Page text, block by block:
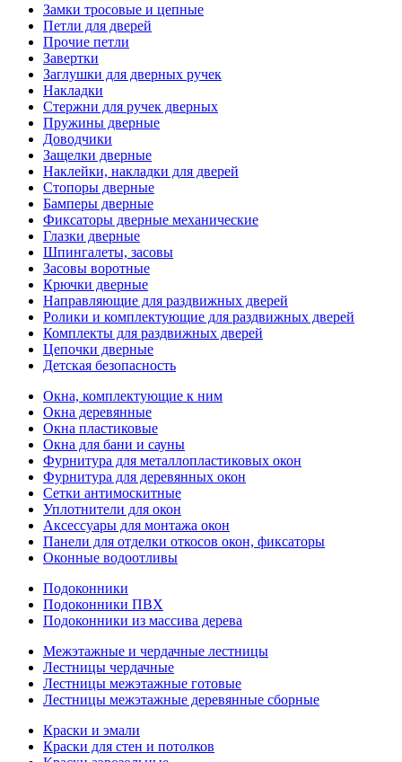
Замки тросовые и цепные
Петли для дверей
Прочие петли
Завертки
Заглушки для дверных ручек
Накладки
Стержни для ручек дверных
Пружины дверные
Доводчики
Защелки дверные
Наклейки, накладки для дверей
Стопоры дверные
Бамперы дверные
Фиксаторы дверные механические
Глазки дверные
Шпингалеты, засовы
Засовы воротные
Крючки дверные
Направляющие для раздвижных дверей
Ролики и комплектующие для раздвижных дверей
Комплекты для раздвижных дверей
Цепочки дверные
Детская безопасность
Окна, комплектующие к ним
Окна деревянные
Окна пластиковые
Окна для бани и сауны
Фурнитура для металлопластиковых окон
Фурнитура для деревянных окон
Сетки антимоскитные
Уплотнители для окон
Аксессуары для монтажа окон
Панели для отделки откосов окон, фиксаторы
Оконные водоотливы
Подоконники
Подоконники ПВХ
Подоконники из массива дерева
Межэтажные и чердачные лестницы
Лестницы чердачные
Лестницы межэтажные готовые
Лестницы межэтажные деревянные сборные
Краски и эмали
Краски для стен и потолков